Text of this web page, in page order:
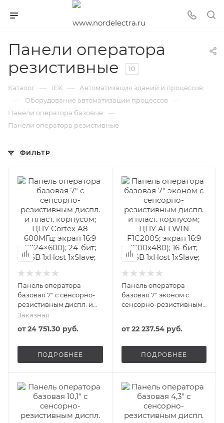
Панели оператора
резистивные
10
Каталог — IEK — Автоматизация зданий и процессов
— Оборудование автоматизации процессов —
Панели оператора базовые —
Панели оператора резистивные
ФИЛЬТР
Панель оператора
базовая 7" с сенсорно-
резистивным диспл. и
пласт. корпусом; ЦПУ
16:9 (1024×600); 24-бит;
2хRS485/232/422 1хRS485;
24В DC start ONI
Заказная
от24 751.30 руб.
ПОДРОБНЕЕ
Панель оператора
базовая 7" эконом с
сенсорно-резистивным
F1C200S; экран 16:9
1хHost 1хSlave;
RS485/232/422; 24В DC
от22 237.54 руб.
ПОДРОБНЕЕ